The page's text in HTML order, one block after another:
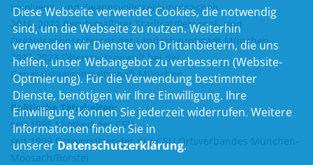
Insolvenz- und Zwangsvollstreckungssachen
2016–2022 Berufsmäßiger Stadtrat/Personal- und
Organisationsreferent der Landeshauptstadt München
2022-2023 Oberstaatsanwalt bei der
Generalstaatsanwaltschaft München
Politische Tätigkeiten:
seit 1995 Mitglied der CSU
seit 1999 Ortsvorsitzender des CSU Ortsverbandes München-
Moosach/Borstei
Diese Webseite verwendet Cookies, die notwendig
sind, um die Webseite zu nutzen. Weiterhin
verwenden wir Dienste von Drittanbietern, die uns
helfen, unser Webangebot zu verbessern (Website-
Optmierung). Für die Verwendung bestimmter
Dienste, benötigen wir Ihre Einwilligung. Ihre
Einwilligung können Sie jederzeit widerrufen. Weitere
Informationen finden Sie in
unsererDatenschutzerklärung.